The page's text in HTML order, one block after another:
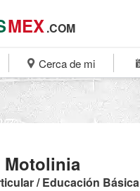
MEX.COM
Cerca de mi
/ Educación Básica